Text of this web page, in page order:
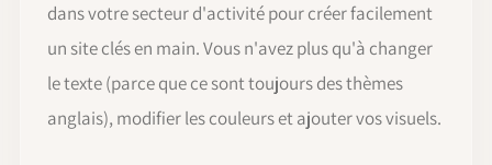
dans votre secteur d'activité pour créer facilement
un site clés en main. Vous n'avez plus qu'à changer
le texte (parce que ce sont toujours des thèmes
anglais), modifier les couleurs et ajouter vos visuels.